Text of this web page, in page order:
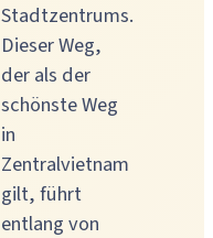
Stadtzentrums.
Dieser Weg,
der als der
schönste Weg
in
Zentralvietnam
gilt, führt
entlang von